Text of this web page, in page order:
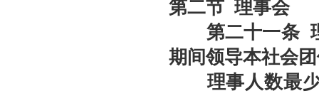
第二节 理事会
第二十一条
期间领导本社会
理事人数最少